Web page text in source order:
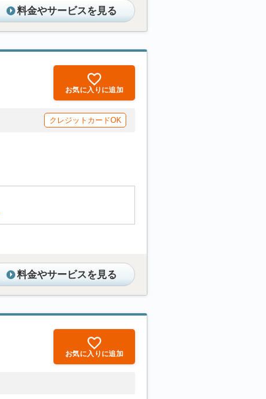
料金やサービスを見る
お気に入りに追加
クレジットカードOK
料金やサービスを見る
お気に入りに追加